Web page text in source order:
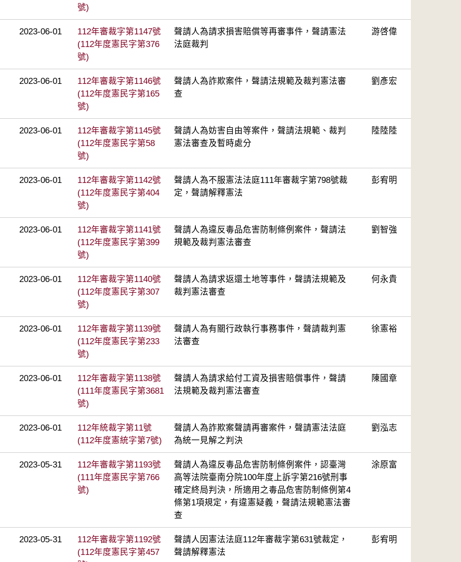
號)
2023-06-01
112年審裁字第1147號
(112年度憲民字第376
號)
聲請人為請求損害賠償等再審事件，聲請憲法
法庭裁判
游啓偉
2023-06-01
112年審裁字第1146號
(112年度憲民字第165
號)
聲請人為詐欺案件，聲請法規範及裁判憲法審
查
劉彥宏
2023-06-01
112年審裁字第1145號
(112年度憲民字第58
號)
聲請人為妨害自由等案件，聲請法規範、裁判
憲法審查及暫時處分
陸陸陸
2023-06-01
112年審裁字第1142號
(112年度憲民字第404
號)
聲請人為不服憲法法庭111年審裁字第798號裁
定，聲請解釋憲法
彭宥明
2023-06-01
112年審裁字第1141號
(112年度憲民字第399
號)
聲請人為違反毒品危害防制條例案件，聲請法
規範及裁判憲法審查
劉智強
2023-06-01
112年審裁字第1140號
(112年度憲民字第307
號)
聲請人為請求返還土地等事件，聲請法規範及
裁判憲法審查
何永貴
2023-06-01
112年審裁字第1139號
(112年度憲民字第233
號)
聲請人為有關行政執行事務事件，聲請裁判憲
法審查
徐憲裕
2023-06-01
112年審裁字第1138號
(111年度憲民字第3681
號)
聲請人為請求給付工資及損害賠償事件，聲請
法規範及裁判憲法審查
陳國章
2023-06-01
112年統裁字第11號
(112年度憲統字第7號)
聲請人為詐欺案聲請再審案件，聲請憲法法庭
為統一見解之判決
劉泓志
2023-05-31
112年審裁字第1193號
(111年度憲民字第766
號)
聲請人為違反毒品危害防制條例案件，認臺灣
高等法院臺南分院100年度上訴字第216號刑事
確定終局判決，所適用之毒品危害防制條例第4
條第1項規定，有違憲疑義，聲請法規範憲法審
查
涂原富
2023-05-31
112年審裁字第1192號
(112年度憲民字第457
聲請人因憲法法庭112年審裁字第631號裁定，
聲請解釋憲法
彭宥明